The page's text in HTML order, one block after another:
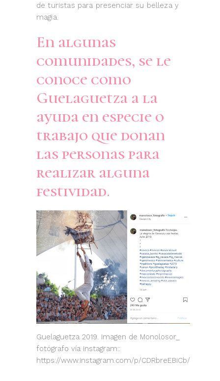
de turistas para presenciar su belleza y
magia.
En algunas
comunidades, se le
conoce como
Guelaguetza a la
ayuda en especie o
trabajo que donan
las personas para
realizar alguna
festividad.
Guelaguetza 2019. Imagen de Monolosor_
fotógrafo vía instagram::
https://www.instagram.com/p/CDRbreEBiCb/